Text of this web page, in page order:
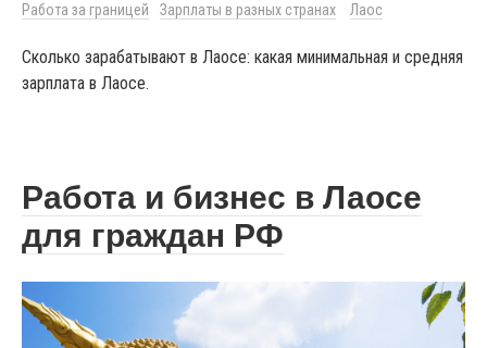
Работа за границей Зарплаты в разных странах Лаос
Сколько зарабатывают в Лаосе: какая минимальная и средняя
зарплата в Лаосе.
Работа и бизнес в Лаосе
для граждан РФ